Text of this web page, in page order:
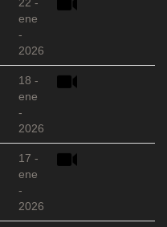
ene
-
2026
18 -
ene
-
2026
17 -
ene
-
2026